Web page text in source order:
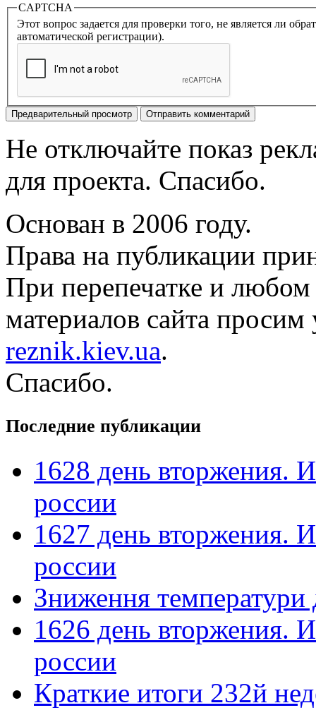
CAPTCHA
Этот вопрос задается для проверки того, не является ли
автоматической регистрации).
Не отключайте показ
для проекта. Спасибо.
Основан в 2006 году.
Права на публикации
При перепечатке и
материалов сайта просим
reznik.kiev.ua.
Спасибо.
Последние публикации
1628 день вторжения.
россии
1627 день вторжения.
россии
Зниження температури
1626 день вторжения.
россии
Краткие итоги 232й